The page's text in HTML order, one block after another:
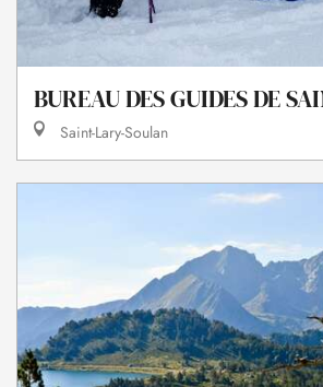
BUREAU DES GUIDES DE
Saint-Lary-Soulan